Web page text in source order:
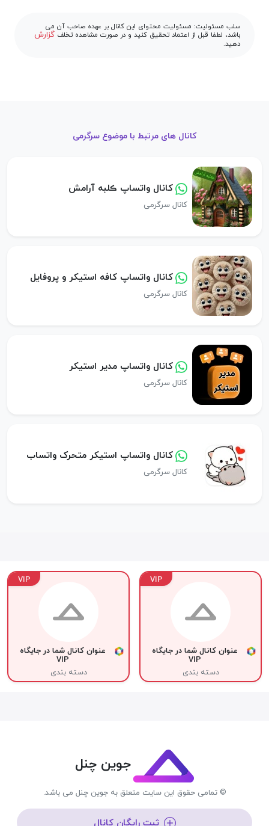
سلب مسئولیت: مسئولیت محتوای این کانال بر عهده صاحب آن می
باشد، لطفا قبل از اعتماد تحقیق کنید و در صورت مشاهده تخلف گزارش
دهید.
کانال های مرتبط با موضوع سرگرمی
کانال واتساپ ڪلبه آرامش
کانال سرگرمی
کانال واتساپ کافه استیکر و پروفایل
کانال سرگرمی
کانال واتساپ مدیر استیکر
کانال سرگرمی
کانال واتساپ استیکر متحرک واتساب
کانال سرگرمی
VIP
عنوان کانال شما در جایگاه
VIP
دسته بندی
VIP
عنوان کانال شما در جایگاه
VIP
دسته بندی
جوین چنل
© تمامی حقوق این سایت متعلق به جوین چنل می باشد.
ثبت رایگان کانال